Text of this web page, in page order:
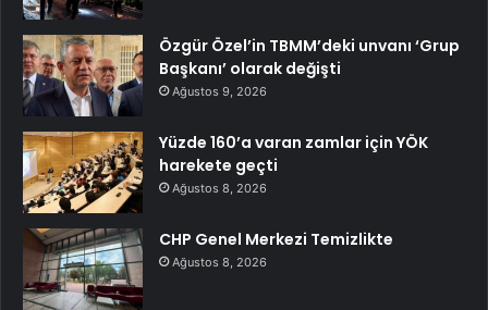
Özgür Özel’in TBMM’deki unvanı ‘Grup
Başkanı’ olarak değişti
Ağustos 9, 2026
Yüzde 160’a varan zamlar için YÖK
harekete geçti
Ağustos 8, 2026
CHP Genel Merkezi Temizlikte
Ağustos 8, 2026